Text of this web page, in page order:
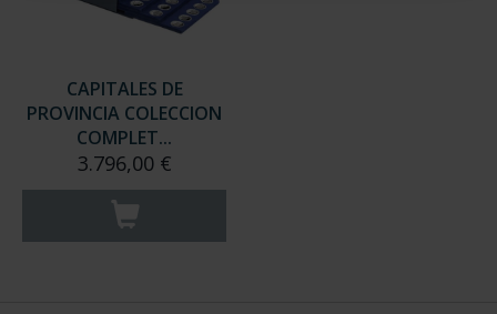
CAPITALES DE
PROVINCIA COLECCION
COMPLET...
3.796,00 €